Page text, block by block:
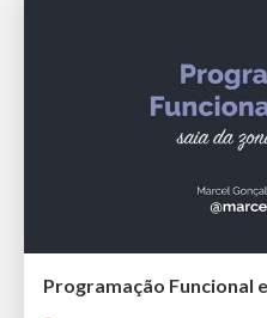
Programação Funcional